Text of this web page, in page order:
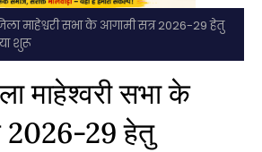
माहेश्वरी सभा के आगामी सत्र 2026-29 हेतु
शुरू
माहेश्वरी सभा के
2026-29 हेतु